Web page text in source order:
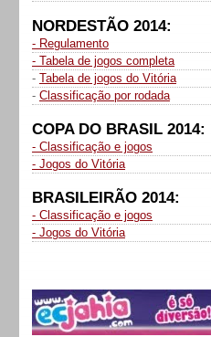
NORDESTÃO 2014:
- Regulamento
- Tabela de jogos completa
- Tabela de jogos do Vitória
- Classificação por rodada
COPA DO BRASIL 2014:
- Classificação e jogos
- Jogos do Vitória
BRASILEIRÃO 2014:
- Classificação e jogos
- Jogos do Vitória